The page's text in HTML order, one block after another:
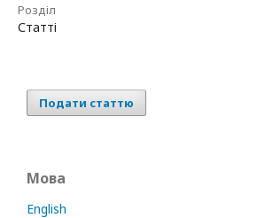
Розділ
Статті
Подати статтю
Мова
English